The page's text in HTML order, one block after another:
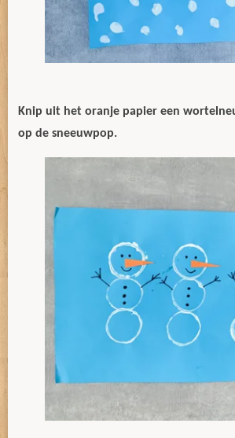
Knip uit het oranje papier een
op de sneeuwpop.